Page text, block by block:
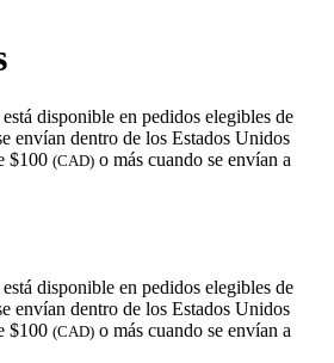
está disponible en pedidos elegibles de
envían dentro de los Estados Unidos
$100 (CAD) o más cuando se envían a
está disponible en pedidos elegibles de
envían dentro de los Estados Unidos
$100 (CAD) o más cuando se envían a